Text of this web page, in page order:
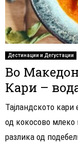
Дестинации и Дегустации
Во
Кари –
Тајландското кари
од кокосово млеко
разлика од